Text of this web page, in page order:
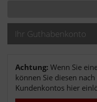
Ihr Guthabenkonto
Achtung: Wenn Sie
können Sie diesen
Kundenkontos hier